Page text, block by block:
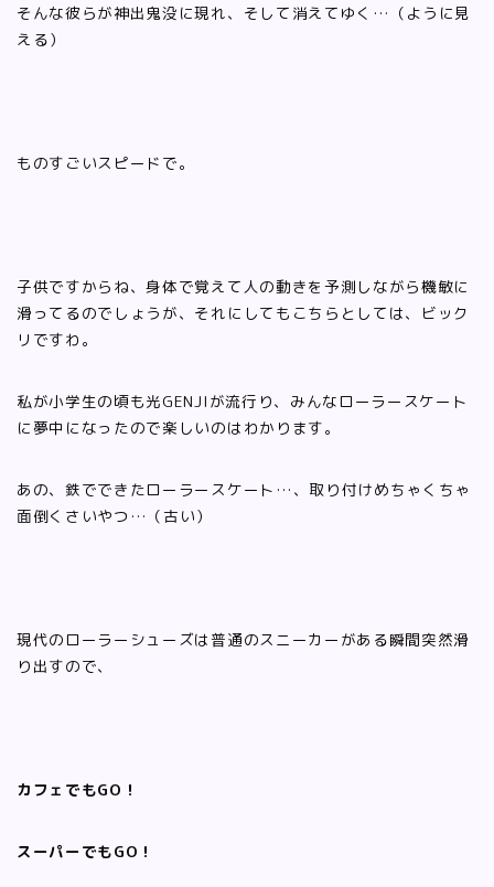
そんな彼らが神出鬼没に現れ、そして消えてゆく…（ように見
える）
ものすごいスピードで。
子供ですからね、身体で覚えて人の動きを予測しながら機敏に
滑ってるのでしょうが、それにしてもこちらとしては、ビック
リですわ。
私が小学生の頃も光GENJIが流行り、みんなローラースケート
に夢中になったので楽しいのはわかります。
あの、鉄でできたローラースケート…、取り付けめちゃくちゃ
面倒くさいやつ…（古い）
現代のローラーシューズは普通のスニーカーがある瞬間突然滑
り出すので、
カフェでもGO！
スーパーでもGO！